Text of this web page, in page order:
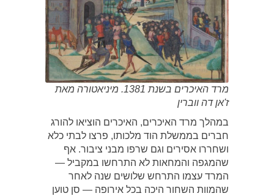
מרד האיכרים בשנת 1381. מיניאטורה מאת
ז'אן דה ווברין
במהלך מרד האיכרים, האיכרים הוציאו להורג
חברים בממשלת הוד מלכותו, פרצו לבתי כלא
ושחררו אסירים וגם שרפו מבני ציבור. אף
שהמגפה והמחאות לא התרחשו במקביל —
המרד עצמו התרחש שלושים שנה לאחר
שהמוות השחור היכה בכל אירופה — סן טוען